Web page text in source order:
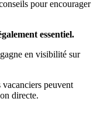
pour encourager
essentiel.
en visibilité sur
peuvent
directe.